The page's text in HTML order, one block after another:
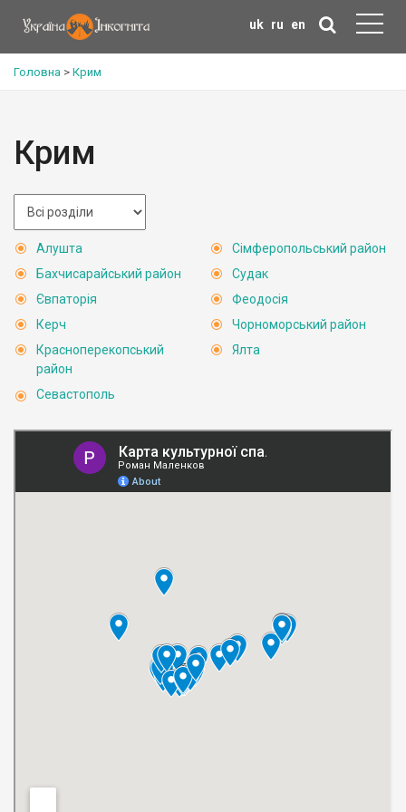
uk ru en
Головна > Крим
Крим
Алушта
Бахчисарайський район
Євпаторія
Керч
Красноперекопський
район
Севастополь
Сімферопольський район
Судак
Феодосія
Чорноморський район
Ялта